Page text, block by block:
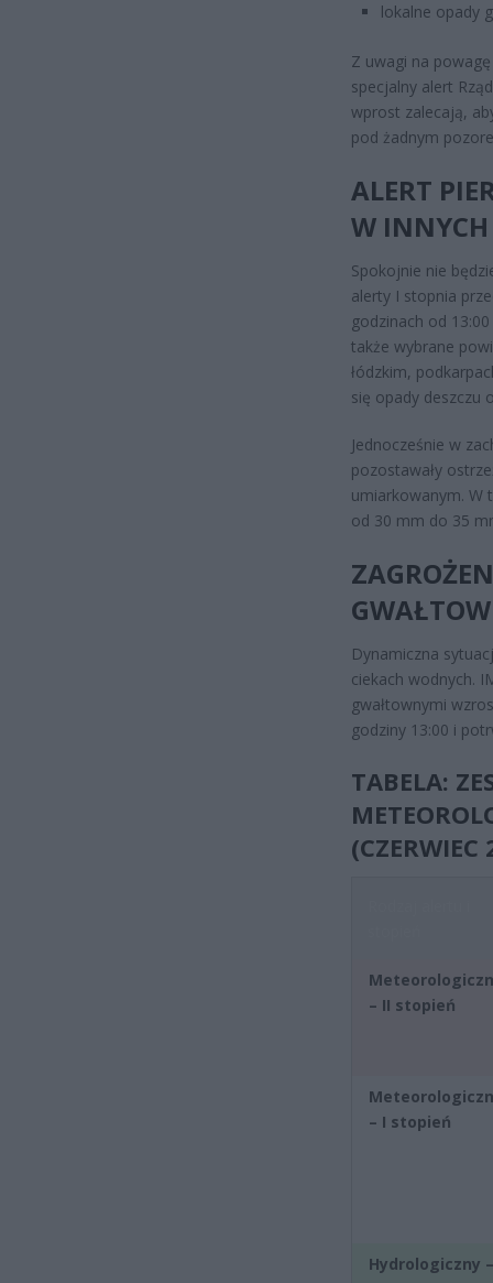
lokalne opady
Z uwagi na
specjalny alert
wprost zalecają,
pod żadnym
ALERT
W INNYCH
Spokojnie nie
alerty I stopnia
godzinach od
także wybrane
łódzkim,
się opady deszczu
Jednocześnie w
pozostawały
umiarkowanym. W
od 30 mm do 35
Dynamiczna
ciekach wodnych.
gwałtownymi
godziny 13:00 i
TABELA:
(CZERWIEC
– II stopień
– I stopień
Hydrologiczny